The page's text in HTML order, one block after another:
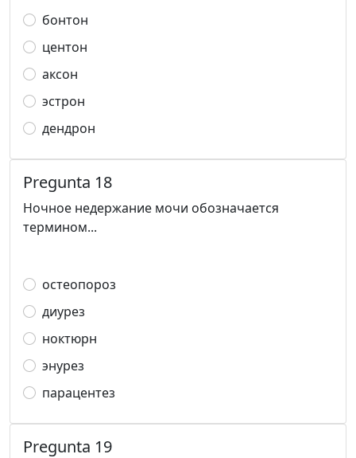
бонтон
центон
аксон
эстрон
дендрон
Pregunta 18
Ночное недержание мочи обозначается
термином...
остеопороз
диурез
ноктюрн
энурез
парацентез
Pregunta 19